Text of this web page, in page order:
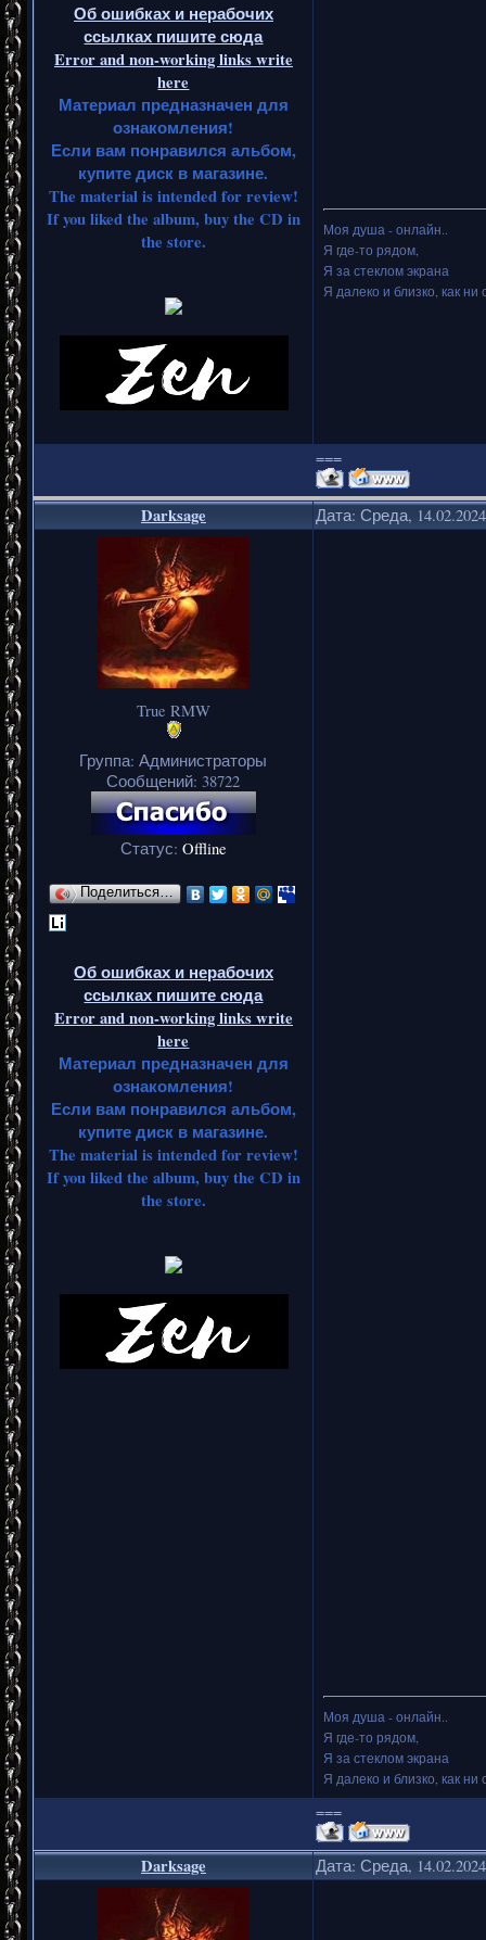
Об ошибках и нерабочих
ссылках пишите сюда
Error and non-working links write
here
Материал предназначен для
ознакомления!
Если вам понравился альбом,
купите диск в магазине.
The material is intended for review!
If you liked the album, buy the CD in
the store.
Моя душа - онлайн..
Я где-то рядом,
Я за стеклом экрана
Я далеко и близко, как ни
===
Darksage Дата: Среда,
True RMW
Группа: Администраторы
Сообщений: 38722
Статус: Offline
Поделиться…
Об ошибках и нерабочих
ссылках пишите сюда
Error and non-working links write
here
Материал предназначен для
ознакомления!
Если вам понравился альбом,
купите диск в магазине.
The material is intended for review!
If you liked the album, buy the CD in
the store.
Моя душа - онлайн..
Я где-то рядом,
Я за стеклом экрана
Я далеко и близко, как ни
===
Darksage Дата: Среда,